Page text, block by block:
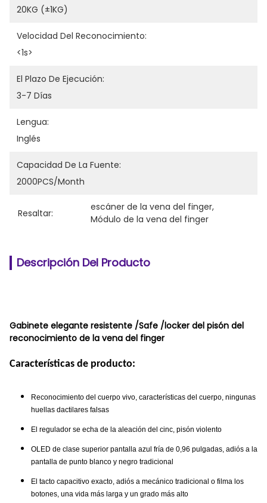
20KG (±1KG)
Velocidad Del Reconocimiento:
<1s>
El Plazo De Ejecución:
3-7 Días
Lengua:
Inglés
Capacidad De La Fuente:
2000PCS/month
Resaltar:
escáner de la vena del finger,
Módulo de la vena del finger
Descripción Del Producto
Gabinete elegante resistente /Safe /locker del pisón del
reconocimiento de la vena del finger
Características de producto:
Reconocimiento del cuerpo vivo, características del cuerpo, ningunas
huellas dactilares falsas
El regulador se echa de la aleación del cinc, pisón violento
OLED de clase superior pantalla azul fría de 0,96 pulgadas, adiós a la
pantalla de punto blanco y negro tradicional
El tacto capacitivo exacto, adiós a mecánico tradicional o filma los
botones, una vida más larga y un grado más alto